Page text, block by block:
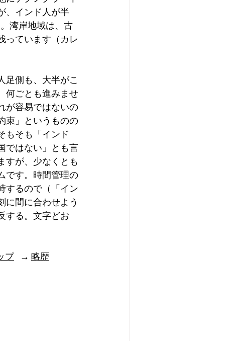
、インド人が半
湾岸地域は、古
っています（カレ
足側も、大半がこ
何ごとも進みませ
が容易ではないの
束」というものの
もそも「インド
ではない」とも言
すが、少なくとも
です。時間管理の
するので（「イン
に間に合わせよう
する。文字どお
プ
   →
略歴